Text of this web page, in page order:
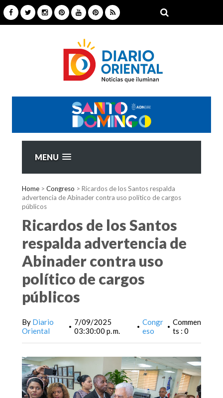
MENU
Home > Congreso > Ricardos de los Santos respalda
advertencia de Abinader contra uso político de cargos
públicos
Ricardos de los Santos
respalda advertencia de
Abinader contra uso
político de cargos
públicos
By Diario
Oriental
• 7/09/2025
03:30:00 p. m.
• Congr
eso
• Commen
ts : 0